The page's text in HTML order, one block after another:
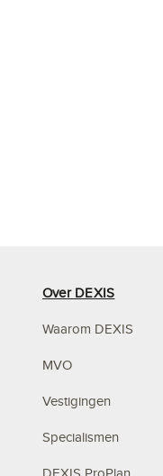
Over DEXIS
Waarom DEXIS
MVO
Vestigingen
Specialismen